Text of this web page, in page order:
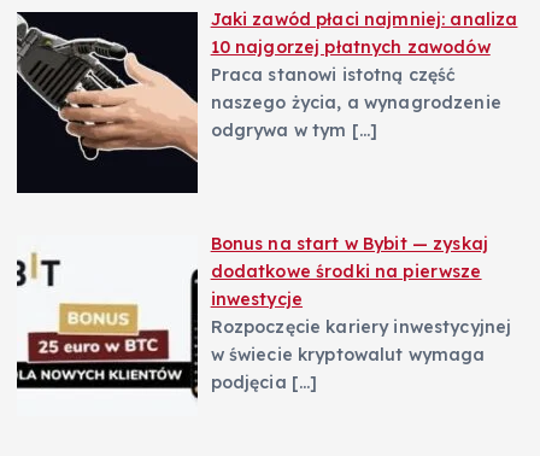
Jaki zawód płaci najmniej: analiza
10 najgorzej płatnych zawodów
Praca stanowi istotną część
naszego życia, a wynagrodzenie
odgrywa w tym […]
Bonus na start w Bybit — zyskaj
dodatkowe środki na pierwsze
inwestycje
Rozpoczęcie kariery inwestycyjnej
w świecie kryptowalut wymaga
podjęcia […]